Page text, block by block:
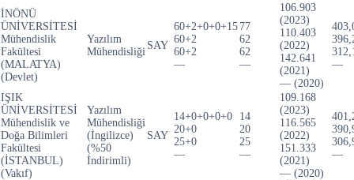
İNÖNÜ
ÜNİVERSİTESİ
Mühendislik
Fakültesi
(MALATYA)
(Devlet)
Yazılım
Mühendisliği
SAY
60+2+0+0+15
60+2
60+2
—
77
62
62
—
106.903
(2023)
110.403
(2022)
142.641
(2021)
— (2020)
—
IŞIK
ÜNİVERSİTESİ
Mühendislik ve
Doğa Bilimleri
Fakültesi
(İSTANBUL)
(Vakıf)
Yazılım
Mühendisliği
(İngilizce)
(%50
İndirimli)
SAY
14+0+0+0+0
20+0
25+0
—
14
20
25
—
109.168
(2023)
116.565
(2022)
151.333
(2021)
— (2020)
—